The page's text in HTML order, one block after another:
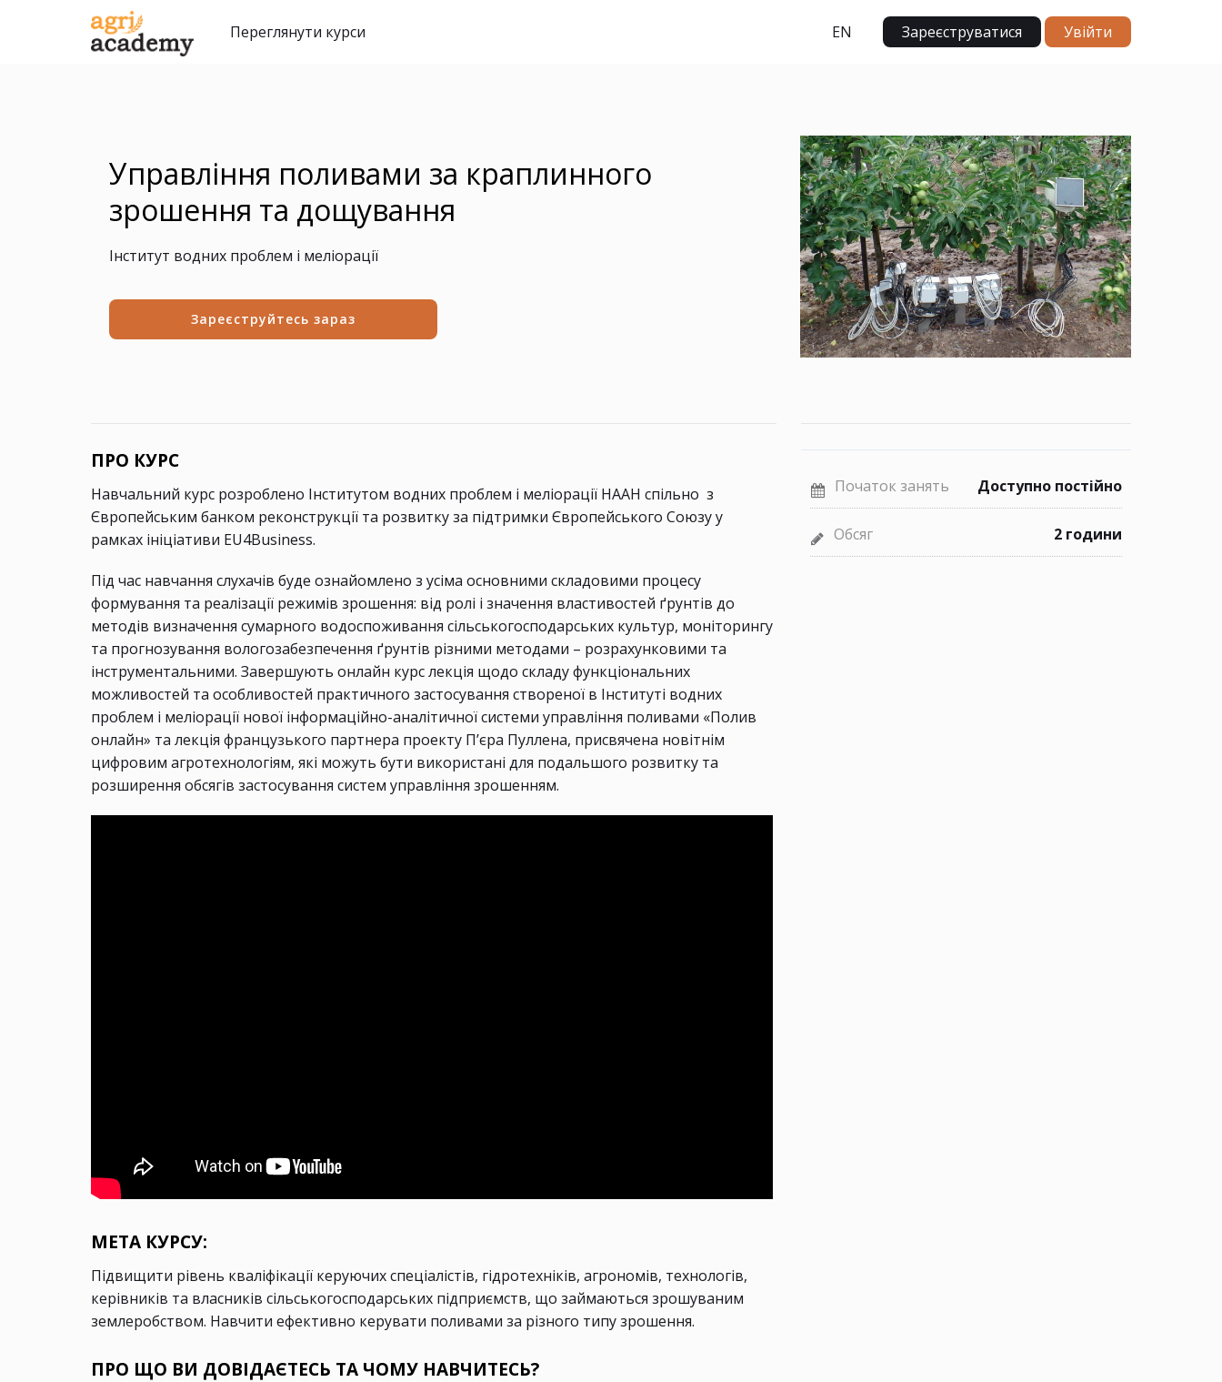
Переглянути курси EN Зареєструватися Увійти
Управління поливами за краплинного
зрошення та дощування
Інститут водних проблем і меліорації
Зареєструйтесь зараз
ПРО КУРС
Навчальний курс розроблено Інститутом водних проблем і меліорації НААН спільно з
Європейським банком реконструкції та розвитку за підтримки Європейського Союзу у
рамках ініціативи EU4Business.
Під час навчання слухачів буде ознайомлено з усіма основними складовими процесу
формування та реалізації режимів зрошення: від ролі і значення властивостей ґрунтів до
методів визначення сумарного водоспоживання сільськогосподарських культур, моніторингу
та прогнозування вологозабезпечення ґрунтів різними методами – розрахунковими та
інструментальними. Завершують онлайн курс лекція щодо складу функціональних
можливостей та особливостей практичного застосування створеної в Інституті водних
проблем і меліорації нової інформаційно-аналітичної системи управління поливами «Полив
онлайн» та лекція французького партнера проекту П’єра Пуллена, присвячена новітнім
цифровим агротехнологіям, які можуть бути використані для подальшого розвитку та
розширення обсягів застосування систем управління зрошенням.
МЕТА КУРСУ:
Підвищити рівень кваліфікації керуючих спеціалістів, гідротехніків, агрономів, технологів,
керівників та власників сільськогосподарських підприємств, що займаються зрошуваним
землеробством. Навчити ефективно керувати поливами за різного типу зрошення.
ПРО ЩО ВИ ДОВІДАЄТЕСЬ ТА ЧОМУ НАВЧИТЕСЬ?
Початок занять Доступно постійно
Обсяг 2 години